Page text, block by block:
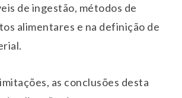
de ingestão, métodos de
alimentares e na definição de
as conclusões desta